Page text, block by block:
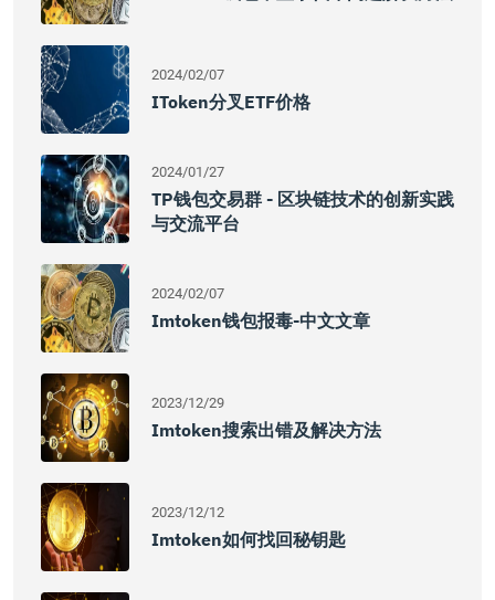
2024/02/07
IToken分叉ETF价格
2024/01/27
TP钱包交易群 - 区块链技术的创新实践
与交流平台
2024/02/07
Imtoken钱包报毒-中文文章
2023/12/29
Imtoken搜索出错及解决方法
2023/12/12
Imtoken如何找回秘钥匙